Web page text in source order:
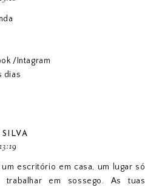
/ Intagram
dias
escritório em casa, um lugar só
trabalhar em sossego. As tuas